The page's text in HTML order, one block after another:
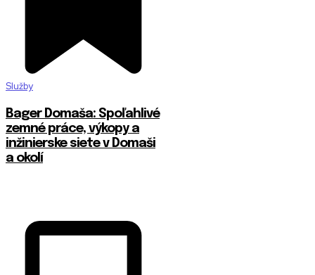
Služby
Bager Domaša: Spoľahlivé
zemné práce, výkopy a
inžinierske siete v Domaši
a okolí